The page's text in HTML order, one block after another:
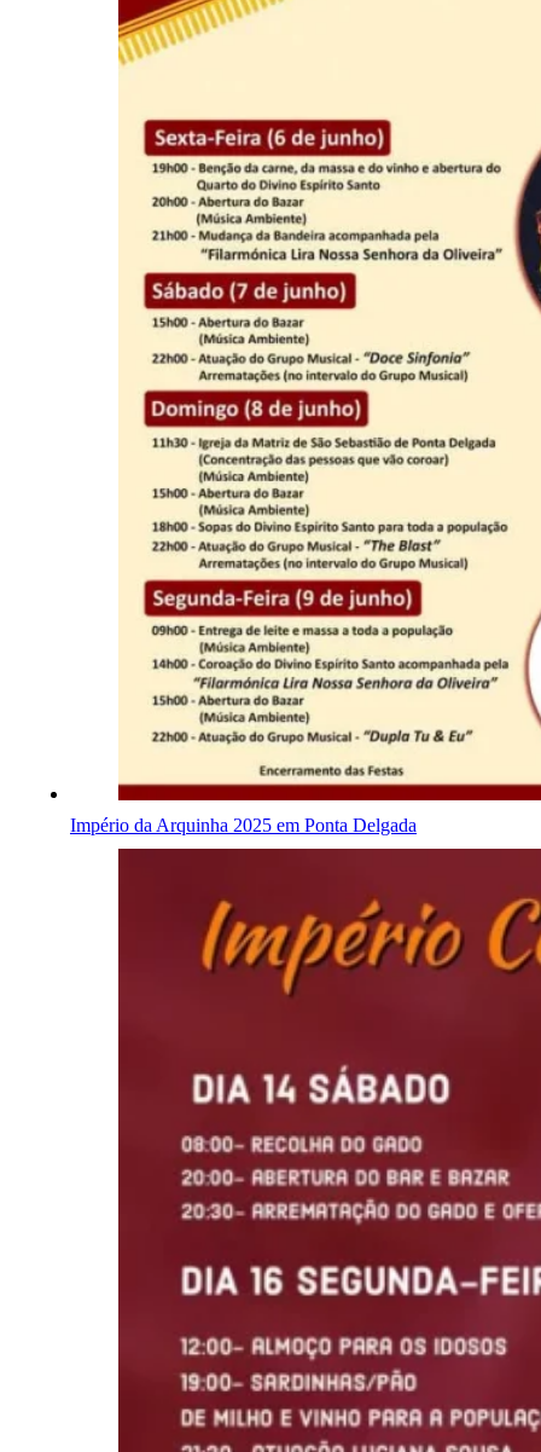
Império da Arquinha 2025 em Ponta Delgada